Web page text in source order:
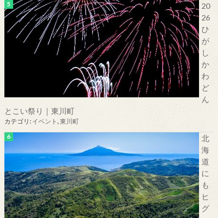
20
26
ひ
が
し
か
わ
ど
ん
とこい祭り｜東川町
カテゴリ:イベント,東川町
北
海
道
に
も
ヒ
グ